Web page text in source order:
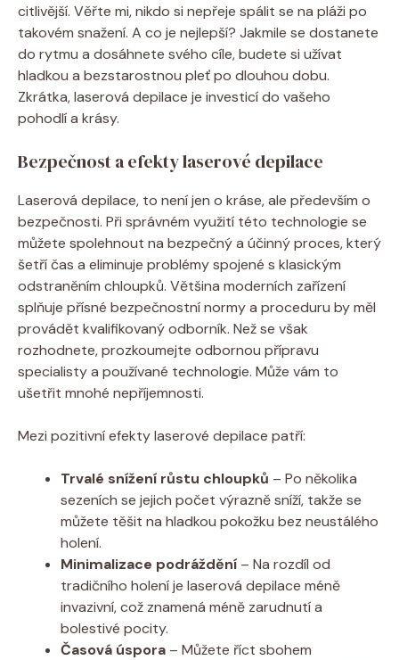
citlivější. Věřte mi, nikdo si nepřeje spálit se na pláži po
takovém snažení. A co je nejlepší? Jakmile se dostanete
do rytmu a dosáhnete svého cíle, budete si užívat
hladkou a bezstarostnou pleť po dlouhou dobu.
Zkrátka, laserová depilace je investicí do vašeho
pohodlí a krásy.
Bezpečnost a efekty laserové depilace
Laserová depilace, to není jen o kráse, ale především o
bezpečnosti. Při správném využití této technologie se
můžete spolehnout na bezpečný a účinný proces, který
šetří čas a eliminuje problémy spojené s klasickým
odstraněním chloupků. Většina moderních zařízení
splňuje přísné bezpečnostní normy a proceduru by měl
provádět kvalifikovaný odborník. Než se však
rozhodnete, prozkoumejte odbornou přípravu
specialisty a používané technologie. Může vám to
ušetřit mnohé nepříjemnosti.
Mezi pozitivní efekty laserové depilace patří:
Trvalé snížení růstu chloupků – Po několika
sezeních se jejich počet výrazně sníží, takže se
můžete těšit na hladkou pokožku bez neustálého
holení.
Minimalizace podráždění – Na rozdíl od
tradičního holení je laserová depilace méně
invazivní, což znamená méně zarudnutí a
bolestivé pocity.
Časová úspora – Můžete říct sbohem